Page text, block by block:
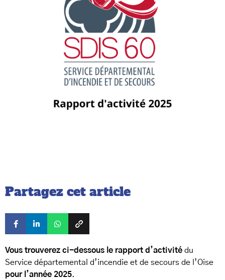
Partagez cet article
Vous trouverez ci-dessous le rapport d’activité du
Service départemental d’incendie et de secours de l’Oise
pour l’année 2025.